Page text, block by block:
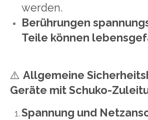
werden.
Berührungen
Teile können
⚠️ Allgemeine
Geräte mit Schuko-
Spannung und